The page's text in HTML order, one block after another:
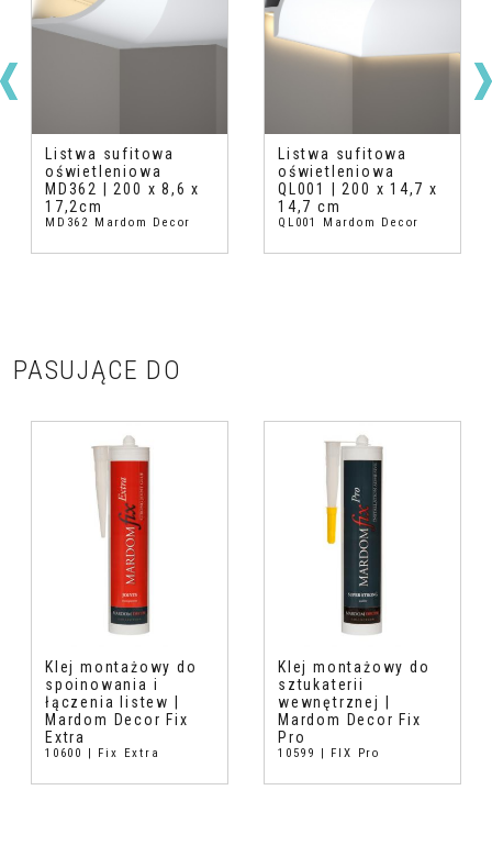
Listwa sufitowa
oświetleniowa
MD362 | 200 x 8,6 x
17,2cm
MD362 Mardom Decor
Listwa sufitowa
oświetleniowa
QL001 | 200 x 14,7 x
14,7 cm
QL001 Mardom Decor
PASUJĄCE DO
Klej montażowy do
spoinowania i
łączenia listew |
Mardom Decor Fix
Extra
10600 | Fix Extra
Klej montażowy do
sztukaterii
wewnętrznej |
Mardom Decor Fix
Pro
10599 | FIX Pro